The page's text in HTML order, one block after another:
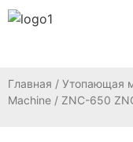
Главная / Утопающая
Machine / ZNC-650